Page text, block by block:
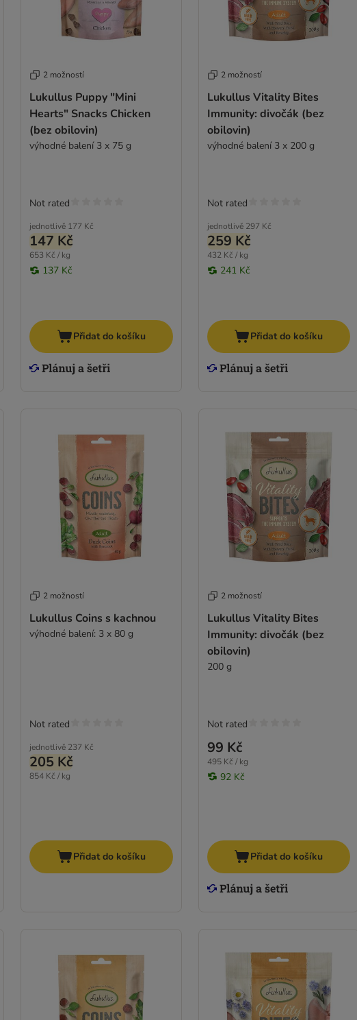
2 možností
Lukullus Puppy "Mini
Hearts" Snacks Chicken
(bez obilovin)
výhodné balení 3 x 75 g
jednotlivě 177 Kč
147 Kč
653 Kč / kg
137 Kč
Not rated
Přidat do košíku
2 možností
Lukullus Vitality Bites
Immunity: divočák (bez
obilovin)
výhodné balení 3 x 200 g
jednotlivě 297 Kč
259 Kč
432 Kč / kg
241 Kč
Not rated
Přidat do košíku
2 možností
Lukullus Coins s kachnou
výhodné balení: 3 x 80 g
jednotlivě 237 Kč
205 Kč
854 Kč / kg
Not rated
Přidat do košíku
2 možností
Lukullus Vitality Bites
Immunity: divočák (bez
obilovin)
200 g
99 Kč
495 Kč / kg
92 Kč
Not rated
Přidat do košíku